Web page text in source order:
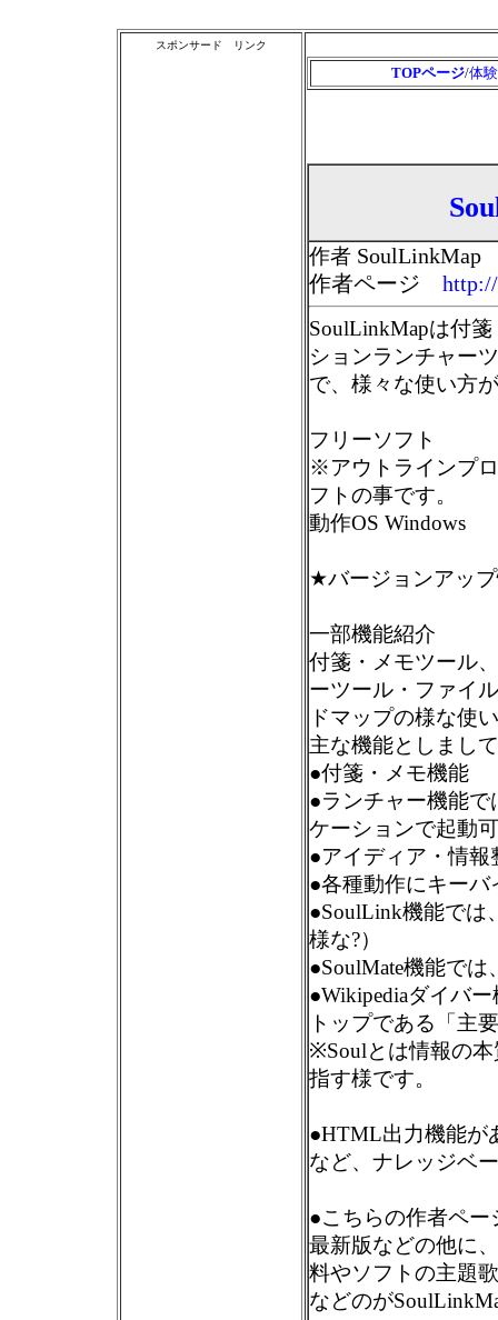
スポンサード リンク
TOPページ/体
作者 SoulLinkMap
作者ページ
SoulLinkMapは付
ションランチャー
で、様々な使い方
フリーソフト
※アウトラインプ
フトの事です。
動作OS Windows
★バージョンアッ
一部機能紹介
付箋・メモツール
ーツール・ファイ
ドマップの様な使
主な機能としまし
●付箋・メモ機能
●ランチャー機能
ケーションで起動
●アイディア・情報
●各種動作にキー
●SoulLink機能では
様な?）
●SoulMate機能で
●Wikipediaダイバ
トップである「主
※Soulとは情報の
指す様です。
●HTML出力機能が
など、ナレッジベ
●こちらの作者ペ
最新版などの他に
料やソフトの主題
などのが